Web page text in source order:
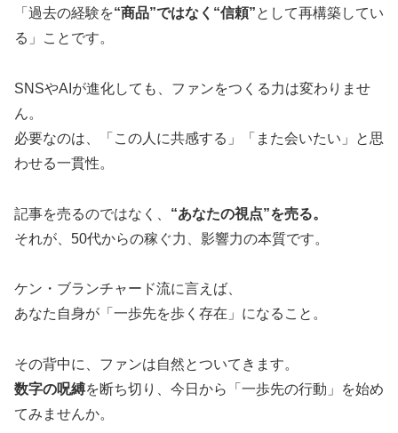
「過去の経験を“商品”ではなく“信頼”として再構築してい
る」ことです。
SNSやAIが進化しても、ファンをつくる力は変わりませ
ん。
必要なのは、「この人に共感する」「また会いたい」と思
わせる一貫性。
記事を売るのではなく、 “あなたの視点”を売る。
それが、50代からの稼ぐ力、影響力の本質です。
ケン・ブランチャード流に言えば、
あなた自身が「一歩先を歩く存在」になること。
その背中に、ファンは自然とついてきます。
数字の呪縛を断ち切り、今日から「一歩先の行動」を始め
てみませんか。